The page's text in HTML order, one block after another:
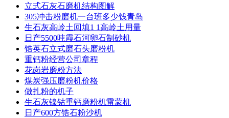
立式石灰石磨机结构图解
305冲击粉磨机一台班多少钱青岛
生石灰高岭土回填1 1高岭土用量
日产5500吨霞石河卵石制砂机
锆英石立式磨石头磨粉机
重钙粉经营公司章程
花岗岩磨粉方法
煤炭强压磨粉机价格
做扎粉的机子
生石灰镍钴重钙磨粉机雷蒙机
日产600方锆石粉沙机